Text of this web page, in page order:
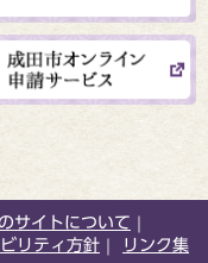
サイトについて
リティ方針 リンク集